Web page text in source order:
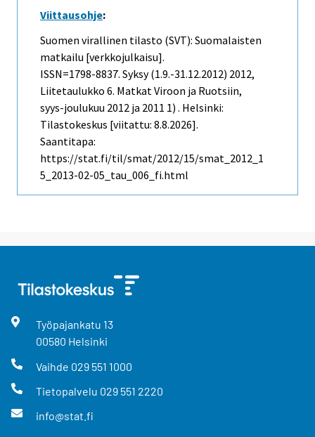
Viittausohje:
Suomen virallinen tilasto (SVT): Suomalaisten
matkailu [verkkojulkaisu].
ISSN=1798-8837. Syksy (1.9.-31.12.2012) 2012,
Liitetaulukko 6. Matkat Viroon ja Ruotsiin,
syys-joulukuu 2012 ja 2011 1) . Helsinki:
Tilastokeskus [viitattu: 8.8.2026].
Saantitapa:
https://stat.fi/til/smat/2012/15/smat_2012_1
5_2013-02-05_tau_006_fi.html
Työpajankatu 13
00580 Helsinki
Vaihde 029 551 1000
Tietopalvelu 029 551 2220
info@stat.fi